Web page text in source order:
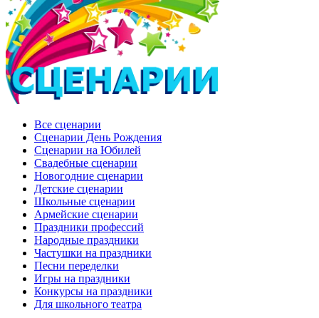
Все сценарии
Сценарии День Рождения
Сценарии на Юбилей
Свадебные сценарии
Новогодние сценарии
Детские сценарии
Школьные сценарии
Армейские сценарии
Праздники профессий
Народные праздники
Частушки на праздники
Песни переделки
Игры на праздники
Конкурсы на праздники
Для школьного театра